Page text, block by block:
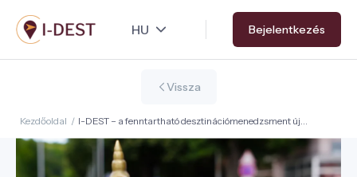
Ugrás
a
tartalomra
Bejelentkezés
Vissza
Kezdőoldal / I-DEST – a fenntartható desztinációmenedzsment új
generációs, adatvezérelt platformja